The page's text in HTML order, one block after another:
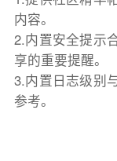
内容。
2.内置安全提示
享的重要提醒。
3.内置日志级别
参考。